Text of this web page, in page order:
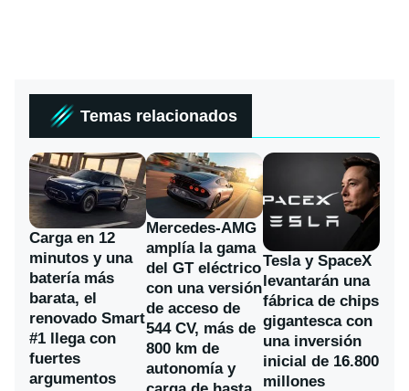
Temas relacionados
Carga en 12
minutos y una
batería más
barata, el
renovado Smart
#1 llega con
fuertes
argumentos
Mercedes-AMG
amplía la gama
del GT eléctrico
con una versión
de acceso de
544 CV, más de
800 km de
autonomía y
Tesla y SpaceX
levantarán una
fábrica de chips
gigantesca con
una inversión
inicial de 16.800
millones